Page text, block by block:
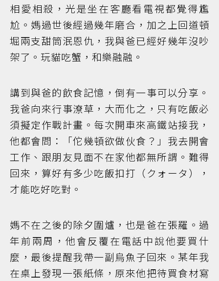
相愛相殺，光是坐在客廳看電視都覺得尷
尬。媽過世後經過幾年磨合，加之上回道頓
堀兩支甜筒泯恩仇，我與爸已經好幾年沒吵
架了。玩貓吃蟹，和樂融融。
講到與爸的飲食記憶，倒有一事可以分享。
我爸向來行事潦草，大而化之，只有吃飯必
須擬定作戰計畫。每次開車來高鐵站接我，
他都會問：「佗幾頓欲做伙食？」我去開會
工作、跟朋友見面不在家他都無所謂。難得
回來，算好有多少吃飯扣打（クォータ），
才能吃好吃對。
媽不在之後的除夕圍爐，也是爸在張羅。過
年前兩周，他會反覆在電話中說他要買什
麼，最後提醒我帶一副烏魚子回來。某年我
在桌上發現一張紙條，原來他把待買食材寫